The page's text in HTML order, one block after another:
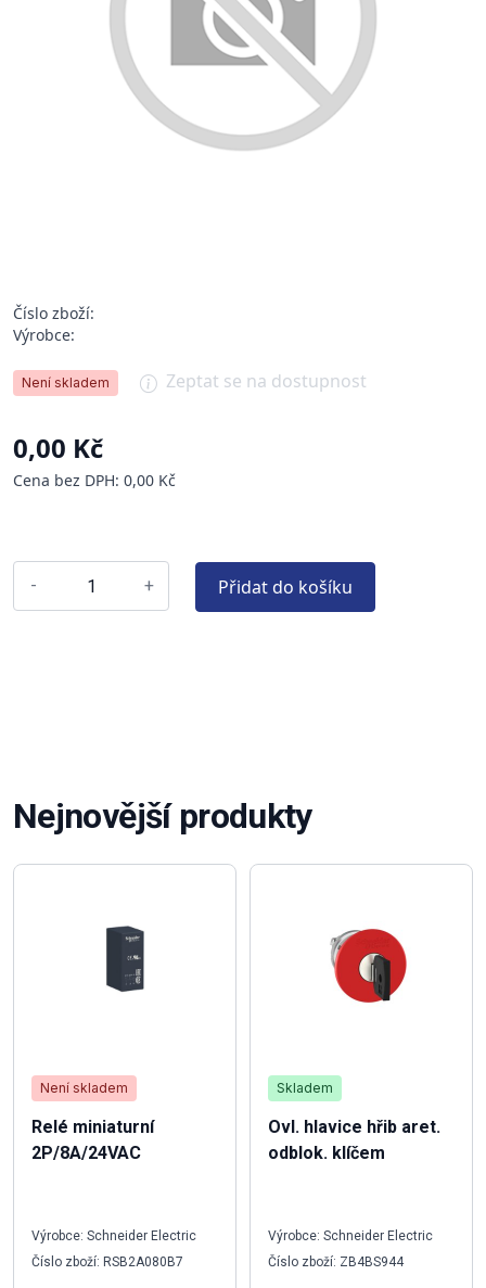
Číslo zboží:
Výrobce:
Není skladem Zeptat se na dostupnost
0,00 Kč
Cena bez DPH: 0,00 Kč
- + Přidat do košíku
Nejnovější produkty
Není skladem
Relé miniaturní
2P/8A/24VAC
Výrobce: Schneider Electric
Číslo zboží: RSB2A080B7
Skladem
Ovl. hlavice hřib aret.
odblok. klíčem
Výrobce: Schneider Electric
Číslo zboží: ZB4BS944